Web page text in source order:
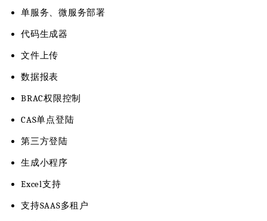
单服务、微服务部署
代码生成器
文件上传
数据报表
BRAC权限控制
CAS单点登陆
第三方登陆
生成小程序
Excel支持
支持SAAS多租户